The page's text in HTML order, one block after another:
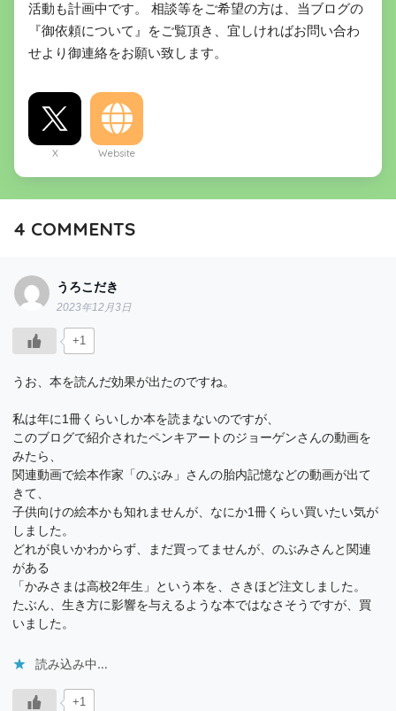
活動も計画中です。 相談等をご希望の方は、当ブログの
『御依頼について』をご覧頂き、宜しければお問い合わ
せより御連絡をお願い致します。
X Website
4 COMMENTS
うろこだき
2023年12月3日
+1
うお、本を読んだ効果が出たのですね。
私は年に1冊くらいしか本を読まないのですが、
このブログで紹介されたペンキアートのジョーゲンさんの動画を
みたら、
関連動画で絵本作家「のぶみ」さんの胎内記憶などの動画が出て
きて、
子供向けの絵本かも知れませんが、なにか1冊くらい買いたい気が
しました。
どれが良いかわからず、まだ買ってませんが、のぶみさんと関連
がある
「かみさまは高校2年生」という本を、さきほど注文しました。
たぶん、生き方に影響を与えるような本ではなさそうですが、買
いました。
読み込み中…
+1